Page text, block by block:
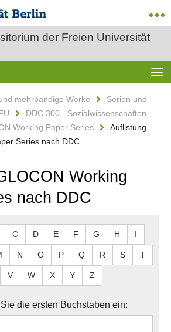
der Freien Universität
mehrbändige Werke
Serien und
DDC 300 - Sozialwissenschaften,
Working Paper Series
Auflistung
Series nach DDC
Working
nach DDC
C D E F G H I
N O P Q R S T
V W X Y Z
die ersten Buchstaben ein: